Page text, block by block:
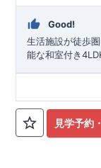
Good!
生活施設が徒歩
能な和室付き
見学予約